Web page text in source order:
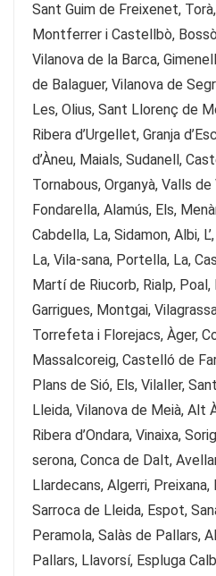
Sant Guim de Freixenet,
Montferrer i Castellbò,
Vilanova de la Barca,
de Balaguer, Vilanova de
Les, Olius, Sant Llorenç de
Ribera d’Urgellet, Granja
d’Àneu, Maials, Sudanell,
Tornabous, Organyà, Valls de
Fondarella, Alamús, Els,
Cabdella, La, Sidamon, Albi,
La, Vila-sana, Portella, La,
Martí de Riucorb, Rialp, Poal,
Garrigues, Montgai,
Torrefeta i Florejacs, Àger,
Massalcoreig, Castelló de
Plans de Sió, Els, Vilaller,
Lleida, Vilanova de Meià, Alt
Ribera d’Ondara, Vinaixa,
serona, Conca de Dalt,
Llardecans, Algerri,
Sarroca de Lleida, Espot,
Peramola, Salàs de Pallars,
Pallars, Llavorsí, Espluga